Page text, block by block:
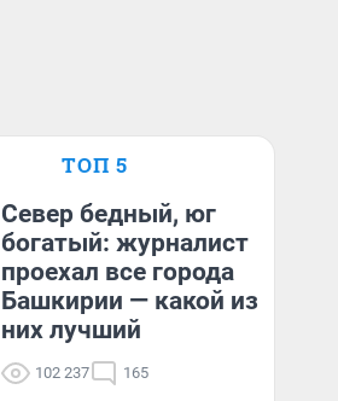
ТОП 5
Север бедный, юг
богатый: журналист
проехал все города
Башкирии — какой из
них лучший
102 237 165